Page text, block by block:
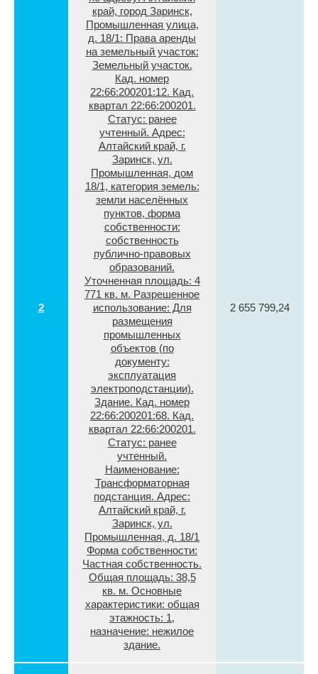
2
край, город Заринск,
Промышленная улица,
д. 18/1: Права аренды
на земельный участок:
Земельный участок.
Кад. номер
22:66:200201:12. Кад.
квартал 22:66:200201.
Статус: ранее
учтенный. Адрес:
Алтайский край, г.
Заринск, ул.
Промышленная, дом
18/1, категория земель:
земли населённых
пунктов, форма
собственности:
собственность
публично-правовых
образований.
Уточненная площадь: 4
771 кв. м. Разрешенное
использование: Для
размещения
промышленных
объектов (по
документу:
эксплуатация
электроподстанции).
Здание. Кад. номер
22:66:200201:68. Кад.
квартал 22:66:200201.
Статус: ранее
учтенный.
Наименование:
Трансформаторная
подстанция. Адрес:
Алтайский край, г.
Заринск, ул.
Промышленная, д. 18/1
Форма собственности:
Частная собственность.
Общая площадь: 38,5
кв. м. Основные
характеристики: общая
этажность: 1,
назначение: нежилое
здание.
2 655 799,24